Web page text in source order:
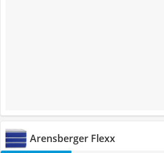
Arensberger Flexx